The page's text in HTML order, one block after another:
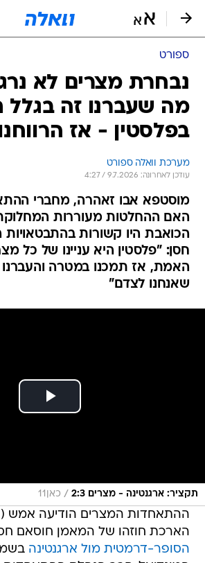
ספורט
נבחרת מצרים לא
מה שעברנו זה בגלל
בפלסטין - אז
מערכת וואלה ספורט
עודכן לאחרונה: 9.7.2026 / 4:27
מוסטפא אבו זאהרה, מחברי
האם ההחלטות מעוררות
הכואבת היו קשורות
חסן: "פלסטין היא עניינו של כל
האמת, אז תמכנו במטרה והעברנו
שאנחנו לצדם"
תקציר: ארגנטינה - מצרים 2:3 / כאן11
ההתאחדות המצרים הודיעה אמש
הארכת חוזהו של המאמן חוסאם
הסופר-דרמטית מול ארגנטינה